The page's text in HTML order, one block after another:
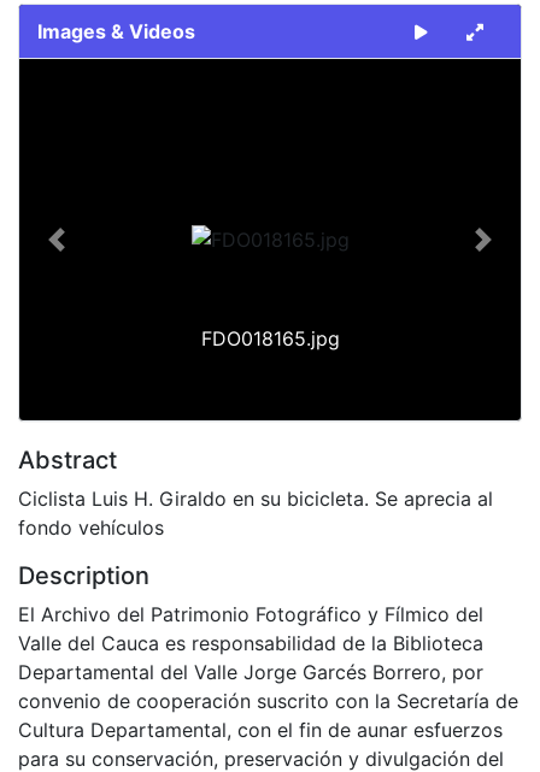
Images & Videos
FDO018165.jpg
Previous Next
Abstract
Ciclista Luis H. Giraldo en su bicicleta. Se aprecia al
fondo vehículos
Description
El Archivo del Patrimonio Fotográfico y Fílmico del
Valle del Cauca es responsabilidad de la Biblioteca
Departamental del Valle Jorge Garcés Borrero, por
convenio de cooperación suscrito con la Secretaría de
Cultura Departamental, con el fin de aunar esfuerzos
para su conservación, preservación y divulgación del